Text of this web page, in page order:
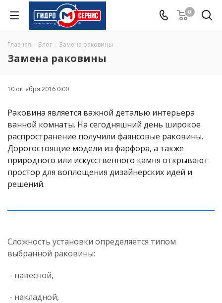
0
Главная - Блог - Замена раковины
Замена раковины
10 октября 2016 0:00
Раковина является важной деталью интерьера
ванной комнаты. На сегодняшний день широкое
распространение получили фаянсовые раковины.
Дорогостоящие модели из фарфора, а также
природного или искусственного камня открывают
простор для воплощения дизайнерских идей и
решений.
Сложность установки определяется типом
выбранной раковины:
- навесной,
- накладной,